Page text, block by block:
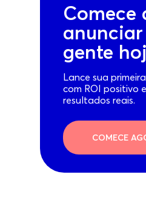
Comece
gente
Lance sua
com ROI positivo
resultados reais.
COMECE